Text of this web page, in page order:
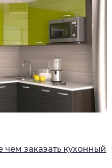
заказать кухонный